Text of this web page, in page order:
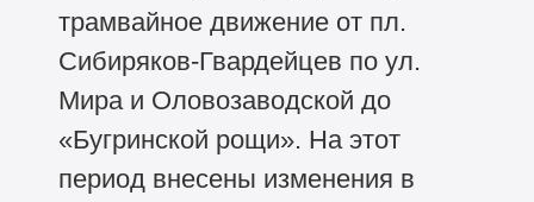
трамвайное движение от пл.
Сибиряков‑Гвардейцев по ул.
Мира и Оловозаводской до
«Бугринской рощи». На этот
период внесены изменения в